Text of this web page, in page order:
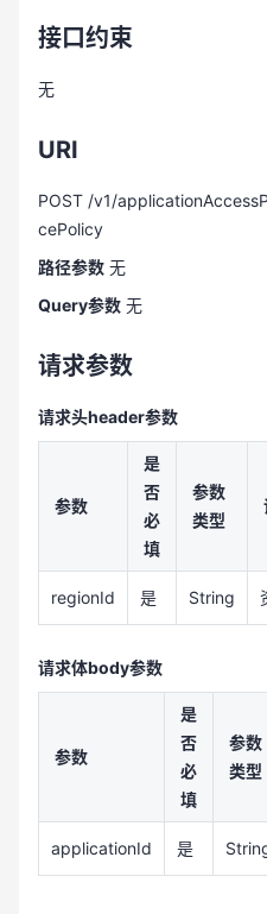
接口约束
无
URI
POST /v1/
cePolicy
路径参数 无
Query参数 无
请求参数
请求头header参数
参数
是
否
必
填
参数
类型
regionId 是 String
请求体body参数
参数
是
否
必
填
参数
类型
applicationId 是